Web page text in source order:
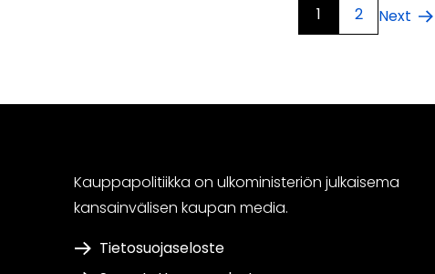
1 2 Next
Kauppapolitiikka on ulkoministeriön julkaisema
kansainvälisen kaupan media.
Tietosuojaseloste